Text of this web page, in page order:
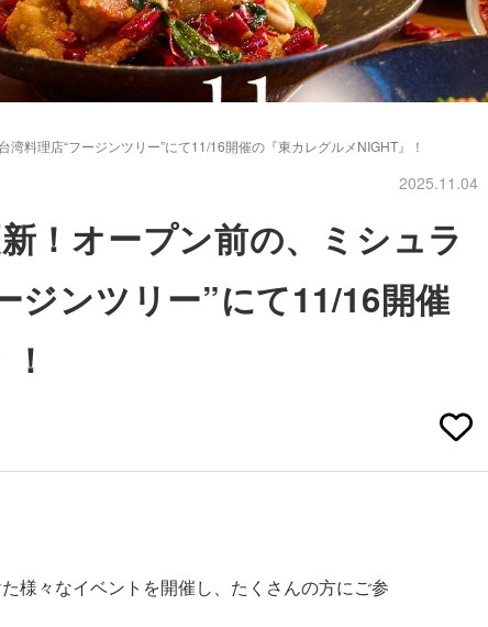
料理店“フージンツリー”にて11/16開催の『東カレグルメNIGHT』！
2025.11.04
！オープン前の、ミシュラ
ジンツリー”にて11/16開催
様々なイベントを開催し、たくさんの方にご参